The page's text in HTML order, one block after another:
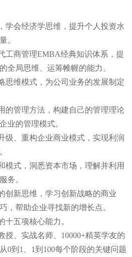
学会经济学思维，提升个人投资水
。
工商管理EMBA经典知识体系，提
全局思维、运筹帷幄的能力。
思维模式，为公司业务的发展制定
的管理方法，构建自己的管理理论
业的管理模式。
级、重构企业商业模式，实现利润
模式，洞悉资本市场，理解并利用
务。
创新思维，学习创新战略的商业
，帮助企业寻找新的增长点。
十五项核心能力。
授、实战名师、 10000+精英学友的
0到 1 1到100每个阶段的关键问题